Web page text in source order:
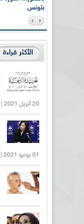
بتونس
الأكثر قراءة
20 أبريل 2021 |
01 يونيو 2021 |